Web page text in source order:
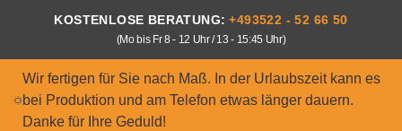
Zum Hauptinhalt springen
KOSTENLOSE BERATUNG: +493522 - 52 66 50
(Mo bis Fr 8 - 12 Uhr / 13 - 15:45 Uhr)
Wir fertigen für Sie nach Maß. In der Urlaubszeit kann es
bei Produktion und am Telefon etwas länger dauern.
Danke für Ihre Geduld!